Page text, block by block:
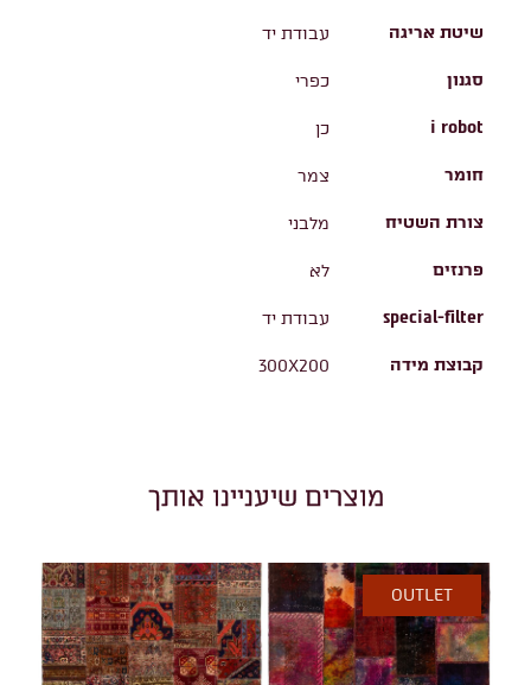
שיטת אריגה עבודת יד
סגנון כפרי
i robot כן
חומר צמר
צורת השטיח מלבני
פרנזים לא
special-filter עבודת יד
קבוצת מידה 300X200
מוצרים שיעניינו אותך
OUTLET